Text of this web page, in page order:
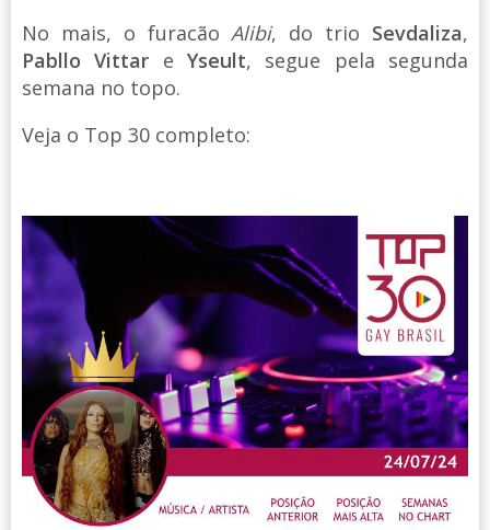
No mais, o furacãoAlibi, do trio Sevdaliza,
Pabllo Vittar eYseult, segue pela segunda
semana no topo.
Veja o Top 30 completo: